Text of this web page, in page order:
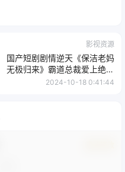
影视资源
国产短剧剧情逆天《保洁老妈
无极归来》霸道总裁爱上绝经
的我
2024-10-18 0:41:44